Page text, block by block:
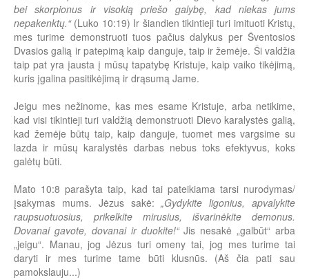
bei skorpionus ir visokią priešo galybę, kad niekas jums
nepakenktų.“(Luko 10:19) Ir šiandien tikintieji turi imituoti Kristų,
mes turime demonstruoti tuos pačius dalykus per Šventosios
Dvasios galią ir patepimą kaip danguje, taip ir žemėje. Ši valdžia
taip pat yra įausta į mūsų tapatybę Kristuje, kaip vaiko tikėjimą,
kuris įgalina pasitikėjimą ir drąsumą Jame.
Jeigu mes nežinome, kas mes esame Kristuje, arba netikime,
kad visi tikintieji turi valdžią demonstruoti Dievo karalystės galią,
kad žemėje būtų taip, kaip danguje, tuomet mes vargsime su
lazda ir mūsų karalystės darbas nebus toks efektyvus, koks
galėtų būti.
Mato 10:8 parašyta taip, kad tai pateikiama tarsi nurodymas/
įsakymas mums. Jėzus sakė: „Gydykite ligonius, apvalykite
raupsuotuosius, prikelkite mirusius, išvarinėkite demonus.
Dovanai gavote, dovanai ir duokite!“Jis nesakė „galbūt“ arba
„jeigu“. Manau, jog Jėzus turi omeny tai, jog mes turime tai
daryti ir mes turime tame būti klusnūs. (Aš čia pati sau
pamokslauju...)